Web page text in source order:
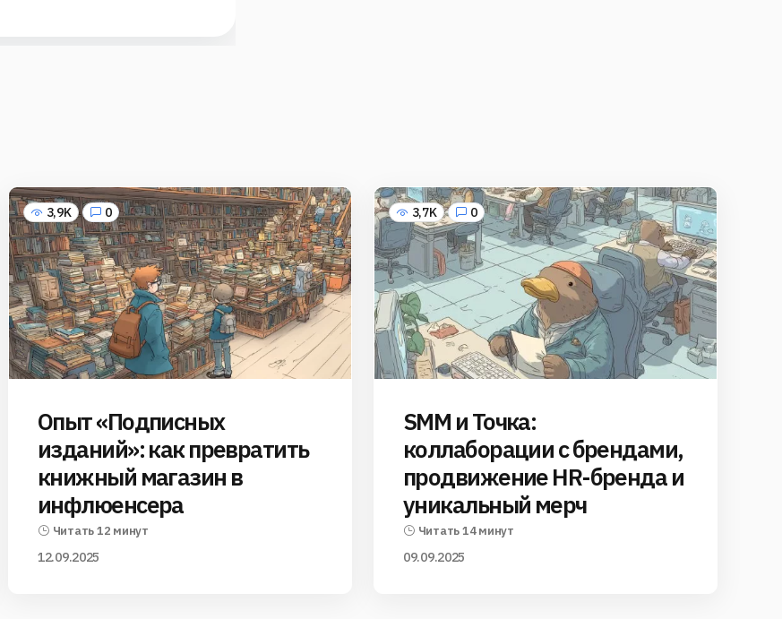
3,9K 0
Опыт «Подписных
изданий»: как превратить
книжный магазин в
инфлюенсера
Читать 12 минут
12.09.2025
3,7K 0
SMM и Точка:
коллаборации с брендами,
продвижение HR-бренда и
уникальный мерч
Читать 14 минут
09.09.2025